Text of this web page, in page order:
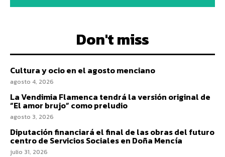
Don't miss
Cultura y ocio en el agosto menciano
agosto 4, 2026
La Vendimia Flamenca tendrá la versión original de
“El amor brujo” como preludio
agosto 3, 2026
Diputación financiará el final de las obras del futuro
centro de Servicios Sociales en Doña Mencía
julio 31, 2026